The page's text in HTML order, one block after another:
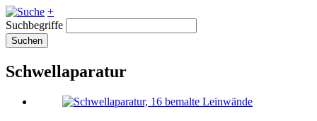
+
Suchbegriffe
Suchen
Schwellaparatur